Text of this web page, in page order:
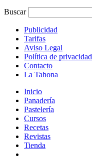
Buscar
Publicidad
Tarifas
Aviso Legal
Política de privacidad
Contacto
La Tahona
Inicio
Panadería
Pastelería
Cursos
Recetas
Revistas
Tienda